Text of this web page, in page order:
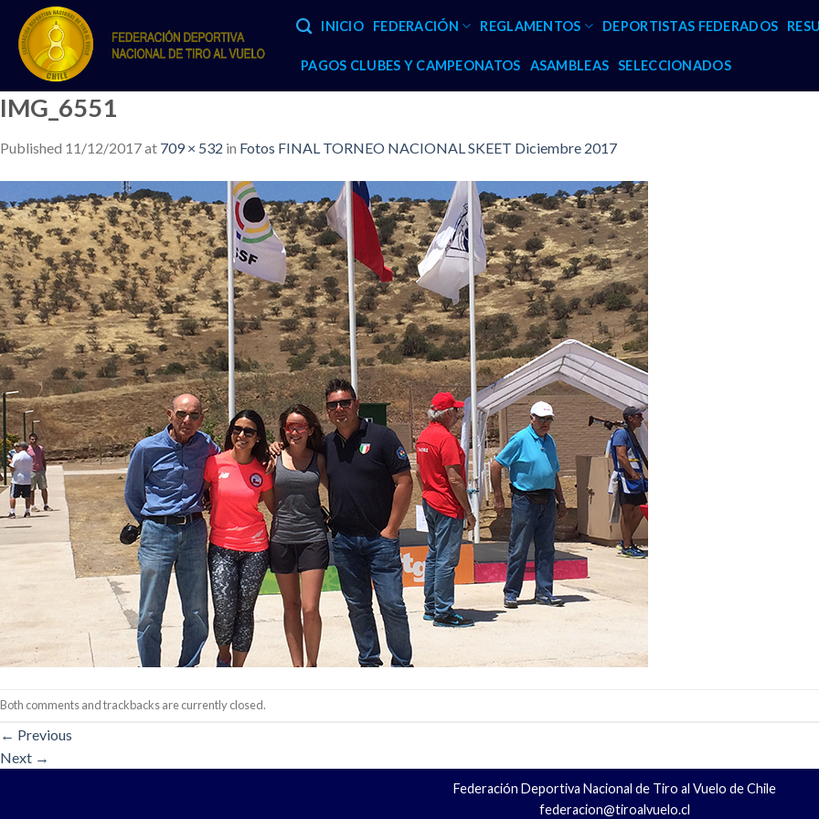
content
INICIO FEDERACIÓN REGLAMENTOS DEPORTISTAS FEDERADOS
PAGOS CLUBES Y CAMPEONATOS ASAMBLEAS SELECCIONADOS
IMG_6551
Published 11/12/2017at 709 × 532 in Fotos FINAL TORNEO NACIONAL SKEET Diciembre 2017
Both comments and trackbacks are currently closed.
← Previous
Next →
Federación Deportiva Nacional de Tiro al Vuelo de Chile
federacion@tiroalvuelo.cl